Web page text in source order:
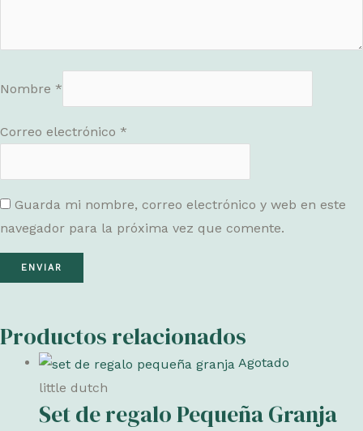
Nombre *
Correo electrónico *
Guarda mi nombre, correo electrónico y web en este
navegador para la próxima vez que comente.
Productos relacionados
Agotado
little dutch
Set de regalo Pequeña Granja